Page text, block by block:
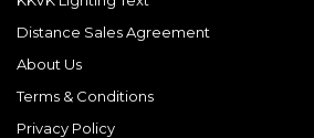
Distance Sales Agreement
About Us
Terms & Conditions
Privacy Policy